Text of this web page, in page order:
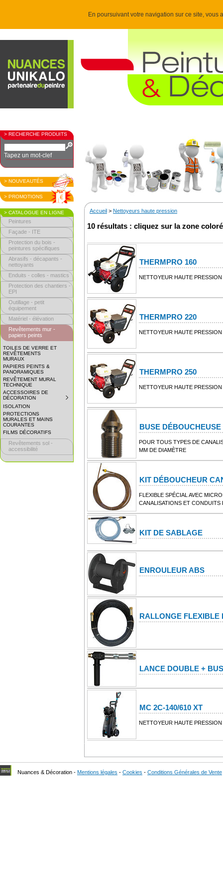
En poursuivant votre navigation sur ce site,
> RECHERCHE PRODUITS
Tapez un mot-clef
> NOUVEAUTÉS
> PROMOTIONS
> CATALOGUE EN LIGNE
Peintures
Façade - ITE
Protection du bois -
peintures spécifiques
Abrasifs - décapants -
nettoyants
Enduits - colles - mastics
Protection des chantiers -
EPI
Outillage - petit
équipement
Matériel - élévation
Revêtements mur -
papiers peints
TOILES DE VERRE ET
REVÊTEMENTS
MURAUX
PAPIERS PEINTS &
PANORAMIQUES
REVÊTEMENT MURAL
TECHNIQUE
ACCESSOIRES DE
DÉCORATION
COLLAPSED.
ISOLATION
PROTECTIONS
MURALES ET MAINS
COURANTES
FILMS DÉCORATIFS
Revêtements sol -
accessibilité
Accueil > Nettoyeurs haute pression
10 résultats : cliquez sur la zone
THERMPRO 160
NETTOYEUR HAUTE
THERMPRO 220
NETTOYEUR HAUTE
THERMPRO 250
NETTOYEUR HAUTE
BUSE DÉBOUCHEUSE
POUR TOUS TYPES DE
MM DE DIAMÈTRE
KIT DÉBOUCHEUR
FLEXIBLE SPÉCIAL AVEC
CANALISATIONS ET
KIT DE SABLAGE
ENROULEUR ABS
RALLONGE FLEXIBLE
LANCE DOUBLE +
MC 2C-140/610 XT
NETTOYEUR HAUTE
Nuances & Décoration - Mentions légales - Cookies - Conditions Générales de Vente